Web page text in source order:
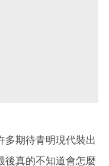
多期待青明現代裝出
後真的不知道會怎麼